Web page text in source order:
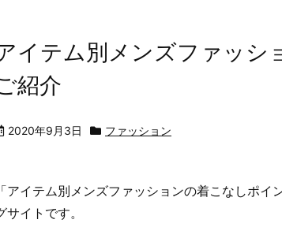
イテム別メンズファッシ
紹介
2020年9月3日 ファッション
「アイテム別メンズファッションの着こなしポ
サイトです。